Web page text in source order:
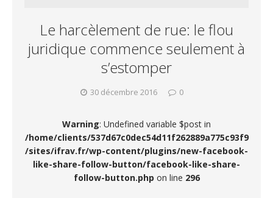
Le harcèlement de rue: le flou
juridique commence seulement à
s’estomper
30 décembre 2016 0
Warning: Undefined variable $post in
/home/clients/537d67c0dec54d11f262889a775c93f9
/sites/ifrav.fr/wp-content/plugins/new-facebook-
like-share-follow-button/facebook-like-share-
follow-button.php on line 296